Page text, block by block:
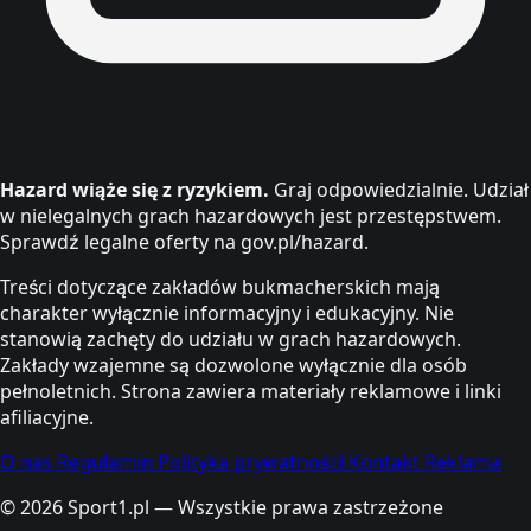
Hazard wiąże się z ryzykiem. Graj odpowiedzialnie. Udział
w nielegalnych grach hazardowych jest przestępstwem.
Sprawdź legalne oferty na gov.pl/hazard.
Treści dotyczące zakładów bukmacherskich mają
charakter wyłącznie informacyjny i edukacyjny. Nie
stanowią zachęty do udziału w grach hazardowych.
Zakłady wzajemne są dozwolone wyłącznie dla osób
pełnoletnich. Strona zawiera materiały reklamowe i linki
afiliacyjne.
O nas Regulamin Polityka prywatności Kontakt Reklama
© 2026 Sport1.pl — Wszystkie prawa zastrzeżone